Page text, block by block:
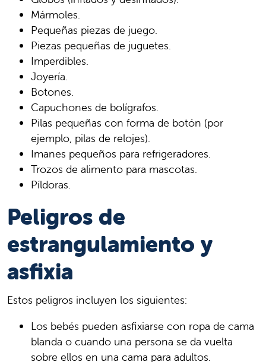
Mármoles.
Pequeñas piezas de juego.
Piezas pequeñas de juguetes.
Imperdibles.
Joyería.
Botones.
Capuchones de bolígrafos.
Pilas pequeñas con forma de botón (por
ejemplo, pilas de relojes).
Imanes pequeños para refrigeradores.
Trozos de alimento para mascotas.
Píldoras.
Peligros de
estrangulamiento y
asfixia
Estos peligros incluyen los siguientes:
Los bebés pueden asfixiarse con ropa de cama
blanda o cuando una persona se da vuelta
sobre ellos en una cama para adultos.